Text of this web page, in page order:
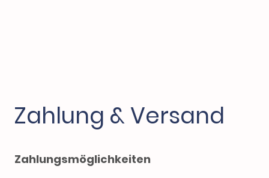
Zahlung & Versand
Zahlungsmöglichkeiten